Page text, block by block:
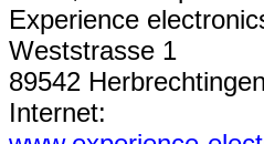
Experience
Weststrasse 1
89542 Herbrechtingen
Internet: